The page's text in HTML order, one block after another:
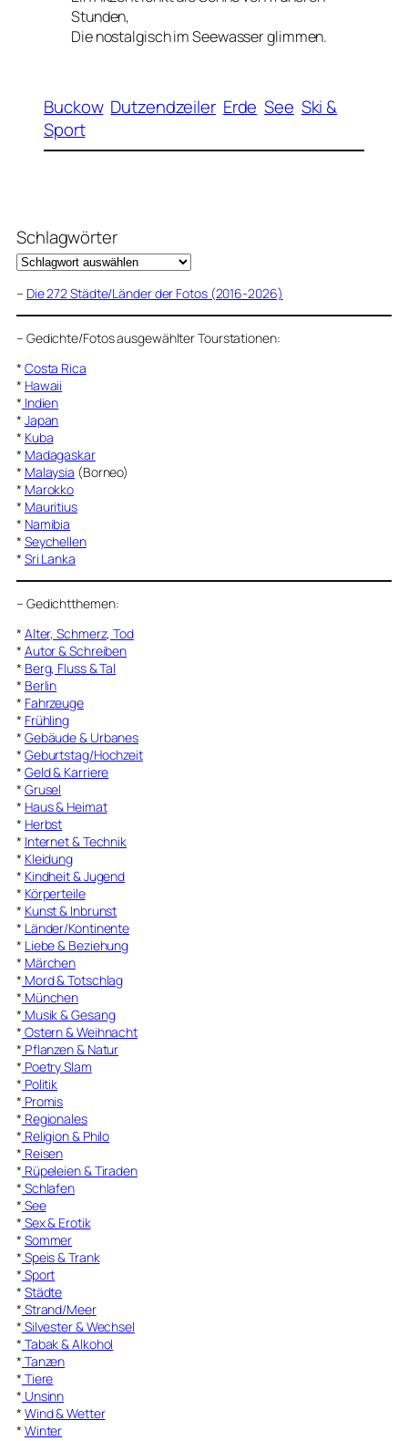
Stunden,
Die nostalgisch im Seewasser glimmen.
Buckow Dutzendzeiler Erde See Ski &
Sport
Schlagwörter
– Die 272 Städte/Länder der Fotos (2016-2026)
– Gedichte/Fotos ausgewählter Tourstationen:
* Costa Rica
* Hawaii
* Indien
* Japan
* Kuba
* Madagaskar
* Malaysia (Borneo)
* Marokko
* Mauritius
* Namibia
* Seychellen
* Sri Lanka
– Gedichtthemen:
* Alter, Schmerz, Tod
* Autor & Schreiben
* Berg, Fluss & Tal
* Berlin
* Fahrzeuge
* Frühling
* Gebäude & Urbanes
* Geburtstag/Hochzeit
* Geld & Karriere
* Grusel
* Haus & Heimat
* Herbst
* Internet & Technik
* Kleidung
* Kindheit & Jugend
* Körperteile
* Kunst & Inbrunst
* Länder/Kontinente
* Liebe & Beziehung
* Märchen
* Mord & Totschlag
* München
* Musik & Gesang
* Ostern & Weihnacht
* Pflanzen & Natur
* Poetry Slam
* Politik
* Promis
* Regionales
* Religion & Philo
* Reisen
* Rüpeleien & Tiraden
* Schlafen
* See
* Sex & Erotik
* Sommer
* Speis & Trank
* Sport
* Städte
* Strand/Meer
* Silvester & Wechsel
* Tabak & Alkohol
* Tanzen
* Tiere
* Unsinn
* Wind & Wetter
* Winter